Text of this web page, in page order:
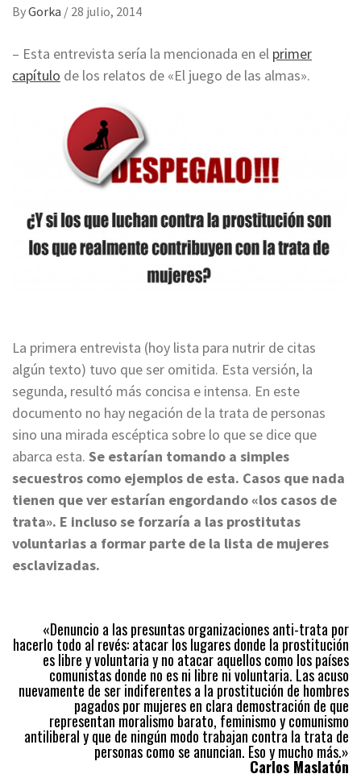
ByGorka / 28 julio, 2014
– Esta entrevista sería la mencionada en el primer
capítulo de los relatos de «El juego de las almas».
La primera entrevista (hoy lista para nutrir de citas
algún texto) tuvo que ser omitida. Esta versión, la
segunda, resultó más concisa e intensa. En este
documento no hay negación de la trata de personas
sino una mirada escéptica sobre lo que se dice que
abarca esta. Se estarían tomando a simples
secuestros como ejemplos de esta. Casos que nada
tienen que ver estarían engordando «los casos de
trata». E incluso se forzaría a las prostitutas
voluntarias a formar parte de la lista de mujeres
esclavizadas.
«Denuncio a las presuntas organizaciones anti-trata por
hacerlo todo al revés: atacar los lugares donde la prostitución
es libre y voluntaria y no atacar aquellos como los países
comunistas donde no es ni libre ni voluntaria. Las acuso
nuevamente de ser indiferentes a la prostitución de hombres
pagados por mujeres en clara demostración de que
representan moralismo barato, feminismo y comunismo
antiliberal y que de ningún modo trabajan contra la trata de
personas como se anuncian. Eso y mucho más.»
Carlos Maslatón